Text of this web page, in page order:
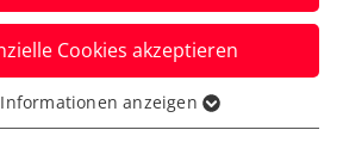
Gesamtsiege bei der
Turnierserie der
Im Rahmen der großen
in Kindberg nahmen sie
entgegen.
Cookies akzeptieren
werden für grundlegende
anzeigen